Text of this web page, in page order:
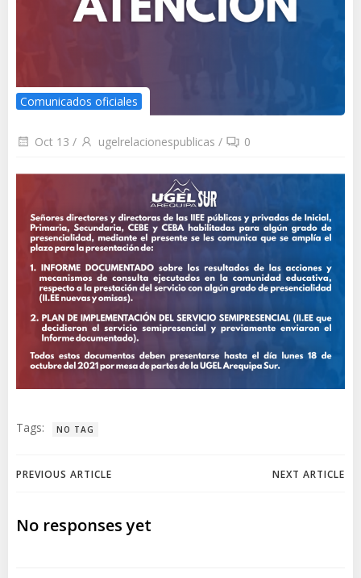
Comunicados oficiales
Oct 13 / ugelrelacionespublicas / 0
Tags: NO TAG
Navegación
de
PREVIOUS ARTICLE
Navegación
NEXT ARTICLE
No responses yet